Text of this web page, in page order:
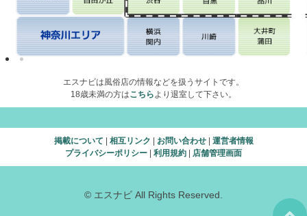
エスナビは風俗店の情報などを扱うサイトです。
18歳未満の方はこちらより退室して下さい。
掲載について 相互リンク お問い合わせ| 運営者情報
プライバシーポリシー
利用規約 店舗管理画面
© エスナビ All Rights Reserved.